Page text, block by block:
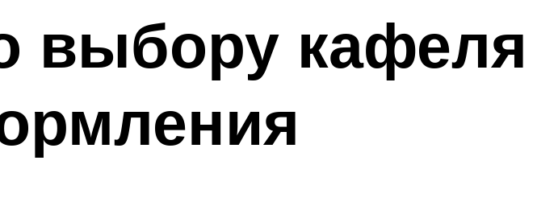
выбору кафеля